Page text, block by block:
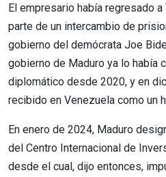
El empresario había regresado
parte de un intercambio de
gobierno del demócrata Joe
gobierno de Maduro ya lo había
diplomático desde 2020, y en
recibido en Venezuela como un
En enero de 2024, Maduro
del Centro Internacional de
desde el cual, dijo entonces,